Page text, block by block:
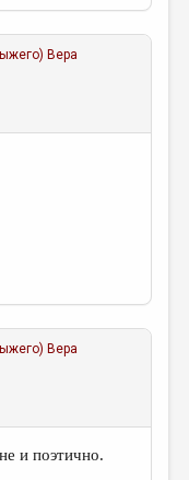
Вера
Вера
и поэтично.